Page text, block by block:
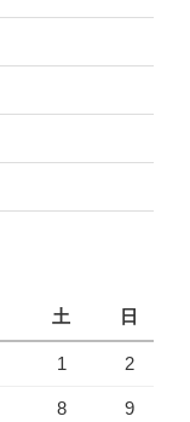
土 日
1 2
8 9